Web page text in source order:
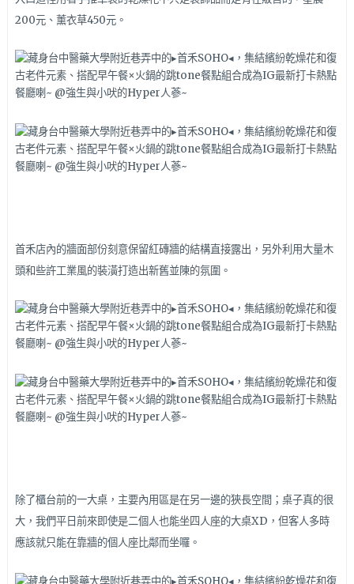
200元、薰衣草450元。
首禾店內的牆面部份刻意保留紅磚牆的結構直接露出，另外利用大量木
頭和些許工業風的裝潢打造出新舊並陳的氛圍。
除了櫃台前的一大桌，主要內用區是在另一邊的狹長空間；桌子真的很
大，我們平日前來即使是二個人也能坐四人座的大桌XD，但客人多時
應該就只能在靠牆的個人座比鄰而坐囉。